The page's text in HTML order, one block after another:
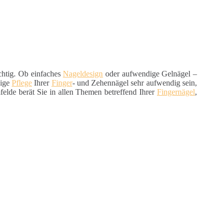
Ob einfachesNageldesign oder aufwendige Gelnägel –
Pflege Ihrer Finger- und Zehennägel sehr aufwendig sein,
berät Sie in allen Themen betreffend IhrerFingernägel,